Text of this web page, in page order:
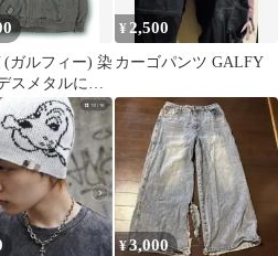
(ガルフィー) 染
スメタルにゃ
パーカー
¥ 2,500
カーゴパンツ GALFY
¥3,000